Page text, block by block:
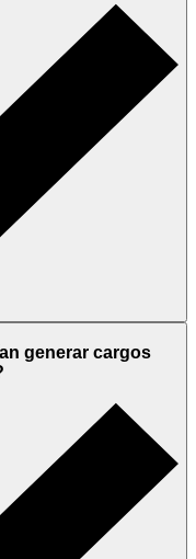
generar cargos